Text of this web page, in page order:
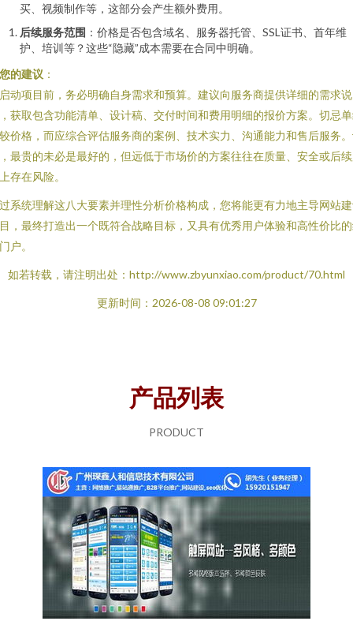
买、视频制作等，这部分会产生额外费用。
后续服务范围 ：价格是否包含域名、服务器托管、SSL证书、首年维
护、培训等？这些“隐藏”成本需要在合同中明确。
的建议 ：
动项目前，务必明确自身需求和预算。建议向服务商提供详细的需求说
获取包含功能清单、设计稿、交付时间和费用明细的报价方案。切忌
价格，而应综合评估服务商的案例、技术实力、沟通能力和售后服务
最贵的未必是最好的，但远低于市场价的方案往往在质量、安全或后
存在风险。
系统理解这八大要素并理性分析价格构成，您将能更有力地主导网站
，最终打造出一个既符合战略目标，又具有优秀用户体验和高性价比
户。
如若转载，请注明出处：http://www.zbyunxiao.com/product/70.html
更新时间：2026-08-08 09:01:27
产品列表
PRODUCT